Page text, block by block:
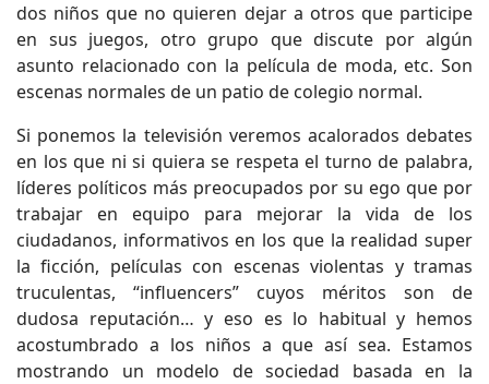
dos niños que no quieren dejar a otros que participe
en sus juegos, otro grupo que discute por algún
asunto relacionado con la película de moda, etc. Son
escenas normales de un patio de colegio normal.
Si ponemos la televisión veremos acalorados debates
en los que ni si quiera se respeta el turno de palabra,
líderes políticos más preocupados por su ego que por
trabajar en equipo para mejorar la vida de los
ciudadanos, informativos en los que la realidad super
la ficción, películas con escenas violentas y tramas
truculentas, “influencers” cuyos méritos son de
dudosa reputación… y eso es lo habitual y hemos
acostumbrado a los niños a que así sea. Estamos
mostrando un modelo de sociedad basada en la